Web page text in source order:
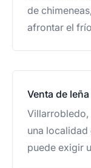
de
afrontar el
Venta de
Villarrobledo,
una localidad
puede exigir